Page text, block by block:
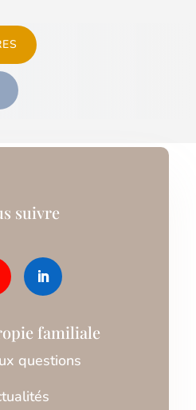
suivre
familiale
questions